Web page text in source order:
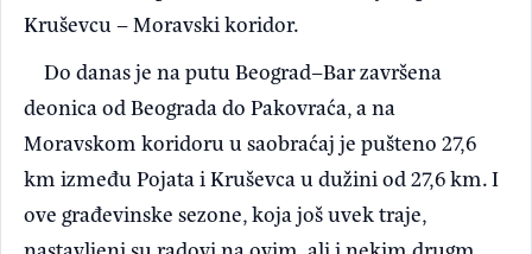
Kruševcu – Moravski koridor.
Do danas je na putu Beograd–Bar završena
deonica od Beograda do Pakovraća, a na
Moravskom koridoru u saobraćaj je pušteno 27,6
km između Pojata i Kruševca u dužini od 27,6 km. I
ove građevinske sezone, koja još uvek traje,